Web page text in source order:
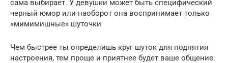
сама выбирает. У девушки может быть специфический
черный юмор или наоборот она воспринимает только
«мимимишные» шуточки
Чем быстрее ты определишь круг шуток для поднятия
настроения, тем проще и приятнее будет ваше общение.